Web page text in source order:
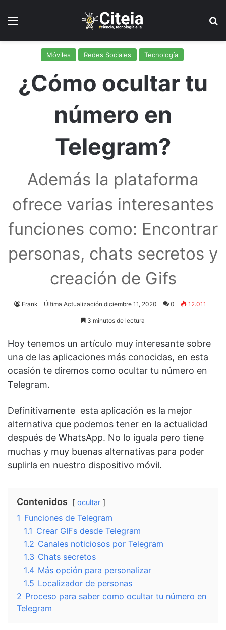
Menú
Móviles Redes Sociales Tecnología
¿Cómo ocultar tu
número en
Telegram?
Además la plataforma
ofrece varias interesantes
funciones como: Encontrar
personas, chats secretos y
creación de Gifs
Frank Última Actualización diciembre 11, 2020 0 12.011
3 minutos de lectura
Hoy tenemos un artículo muy interesante sobre
una de las aplicaciones más conocidas, en esta
ocasión te diremos como ocultar tu número en
Telegram.
Definitivamente esta aplicación es la mejor
alternativa que podemos tener en la actualidad
después de WhatsApp. No lo iguala pero tiene
muchas y muy buenas alternativas para poder
suplirla en nuestro dispositivo móvil.
Contenidos ocultar
1 Funciones de Telegram
1.1 Crear GIFs desde Telegram
1.2 Canales noticiosos por Telegram
1.3 Chats secretos
1.4 Más opción para personalizar
1.5 Localizador de personas
2 Proceso para saber como ocultar tu número en
Telegram